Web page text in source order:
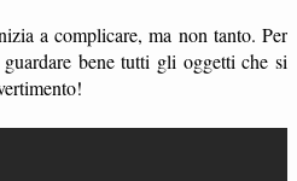
a complicare, ma non tanto. Per
guardare bene tutti gli oggetti che si